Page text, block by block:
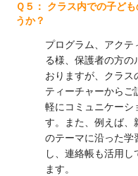
Ｑ５： クラス内での子ど
うか？
プログラム、アクテ
る様、保護者の方の
おりますが、クラス
ティーチャーからご
軽にコミュニケーシ
す。また、例えば、
のテーマに沿った学
し、連絡帳も活用
ます。